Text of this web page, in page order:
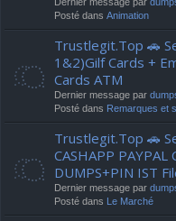
Posté dans Animation
Trustlegit.Top 🚗
1&2)Gilf Cards +
Cards ATM
Dernier message par
Posté dans Remarques et
Trustlegit.Top 🚗
CASHAPP PAYPAL
DUMPS+PIN IST
Dernier message par
Posté dans
Le Marché